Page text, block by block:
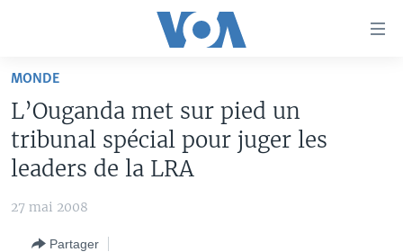
Retour
navigation
principale
Retour
AFRIQUE
ÉTATS-UNIS
LE MONDE AUJOURD'HUI
RADIO
Apprenez L'anglais
MONDE
L’Ouganda met sur pied un
tribunal spécial pour juger les
leaders de la LRA
27 mai 2008
Partager